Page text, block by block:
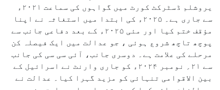
یروشلم ڈسٹرکٹ کورٹ میں گواہوں کی سماعت ۲۰۲۱ء
سے جاری ہے۔ ۲۰۲۵ء کی ابتدا میں استغاثہ نے اپنا
مؤقف ختم کیا اور مئی ۲۰۲۵ء کے بعد دفاعی جانب سے
پوچھ تاچھ شروع ہوئی ، جو عدالت میں ایک فیصلہ کن
مرحلے کی علامت ہے۔ دوسری جانب، آئی سی سی کی جانب
سے ۲۱؍ نومبر ۲۰۲۴ء کو جاری وارنٹ نے اسرائیل کے
بین الاقوامی تنہائی کو مزید گہرا کیا۔ عدالت نے